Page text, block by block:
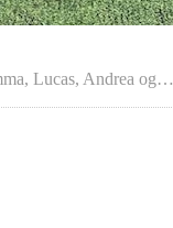
Lucas, Andrea og…